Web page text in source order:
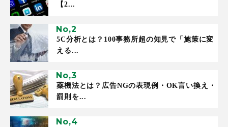
【2...
5C分析とは？100事務所超の知見で「施策に変
える...
薬機法とは？広告NGの表現例・OK言い換え・
罰則を...